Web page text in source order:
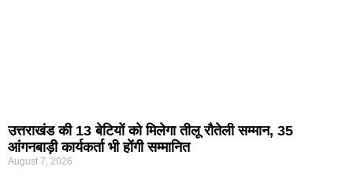
उत्तराखंड की 13 बेटियों को मिलेगा तीलू रौतेली सम्मान, 35
आंगनबाड़ी कार्यकर्ता भी होंगी सम्मानित
August 7, 2026